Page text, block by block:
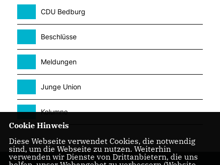
CDU Bedburg
Beschlüsse
Meldungen
Junge Union
Kolumne
Cookie Hinweis
Diese Webseite verwendet Cookies, die notwendig
sind, um die Webseite zu nutzen. Weiterhin
verwenden wir Dienste von Drittanbietern, die uns